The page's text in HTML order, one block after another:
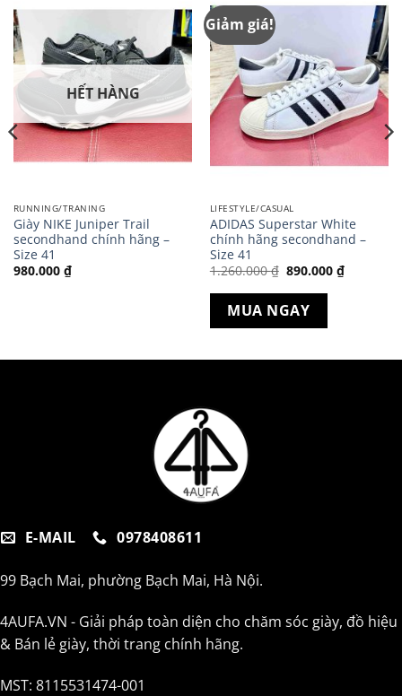
HẾT HÀNG
RUNNING/TRANING
Giày NIKE Juniper Trail
secondhand chính hãng –
Size 41
980.000 ₫
Giảm giá!
LIFESTYLE/CASUAL
ADIDAS Superstar White
chính hãng secondhand –
Size 41
1.260.000₫ Giá
gốc
là:
1.260.000 ₫.
890.000 ₫Giá
hiện
MUA NGAY
E-MAIL 0978408611
99 Bạch Mai, phường Bạch Mai, Hà Nội.
4AUFA.VN - Giải pháp toàn diện cho chăm sóc giày, đồ hiệu
& Bán lẻ giày, thời trang chính hãng.
MST: 8115531474-001